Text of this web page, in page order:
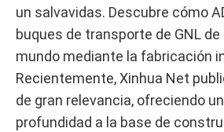
un salvavidas. Descubre cómo
buques de transporte de GNL de
mundo mediante la fabricación
Recientemente, Xinhua Net
de gran relevancia, ofreciendo
profundidad a la base de